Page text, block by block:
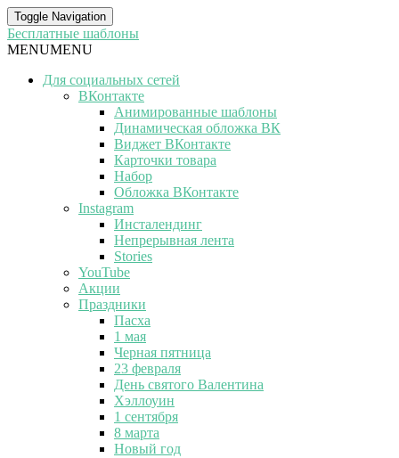
Toggle Navigation
Бесплатные шаблоны
MENUMENU
Для социальных сетей
ВКонтакте
Анимированные шаблоны
Динамическая обложка ВК
Виджет ВКонтакте
Карточки товара
Набор
Обложка ВКонтакте
Instagram
Инсталендинг
Непрерывная лента
Stories
YouTube
Акции
Праздники
Пасха
1 мая
Черная пятница
23 февраля
День святого Валентина
Хэллоуин
1 сентября
8 марта
Новый год